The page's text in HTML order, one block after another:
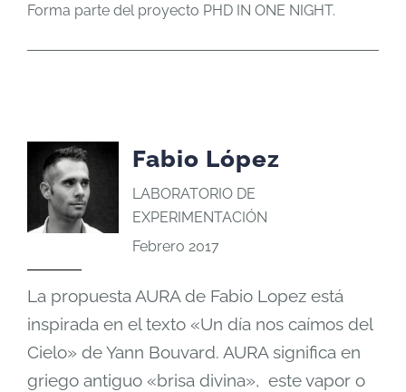
Forma parte del proyecto PHD IN ONE NIGHT.
Fabio López
LABORATORIO DE
EXPERIMENTACIÓN
Febrero 2017
La propuesta AURA de Fabio Lopez está
inspirada en el texto «Un día nos caímos del
Cielo» de Yann Bouvard. AURA significa en
griego antiguo «brisa divina», este vapor o